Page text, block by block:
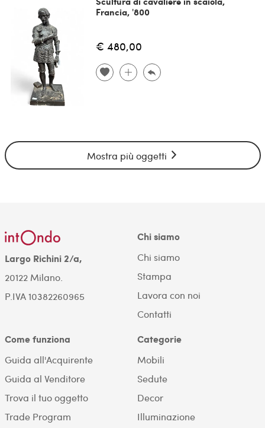
Francia, '800
€ 480,00
Mostra più oggetti
Largo Richini 2/a,
20122 Milano.
P.IVA 10382260965
Chi siamo
Chi siamo
Stampa
Lavora con noi
Contatti
Come funziona
Guida all'Acquirente
Guida al Venditore
Trova il tuo oggetto
Trade Program
Categorie
Mobili
Sedute
Decor
Illuminazione